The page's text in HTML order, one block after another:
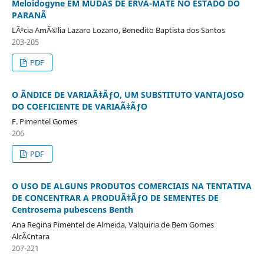
Meloidogyne EM MUDAS DE ERVA-MATE NO ESTADO DO
PARANÃ
LÃºcia AmÃ©lia Lazaro Lozano, Benedito Baptista dos Santos
203-205
PDF
O ÃNDICE DE VARIAÃ‡ÃƒO, UM SUBSTITUTO VANTAJOSO
DO COEFICIENTE DE VARIAÃ‡ÃƒO
F. Pimentel Gomes
206
PDF
O USO DE ALGUNS PRODUTOS COMERCIAIS NA TENTATIVA
DE CONCENTRAR A PRODUÃ‡ÃƒO DE SEMENTES DE
Centrosema pubescens Benth
Ana Regina Pimentel de Almeida, Valquiria de Bem Gomes
AlcÃ¢ntara
207-221